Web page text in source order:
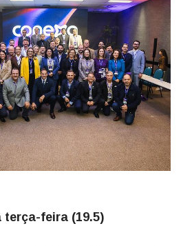
terça-feira (19.5)